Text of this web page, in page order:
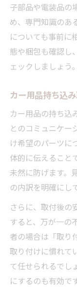
子部品や電装品の
め、専門知識のあ
についても事前に
態や梱包も確認し
ェックしましょう。
カー用品持ち込
カー用品の持ち込
とのコミュニケー
け希望のパーツに
体的に伝えること
未然に防げます。
の内訳を明確にし
さらに、取付後の
すると、万が一の
者の場合は「取り
取り付けに慣れて
て任せられるでし
にするのも有効です